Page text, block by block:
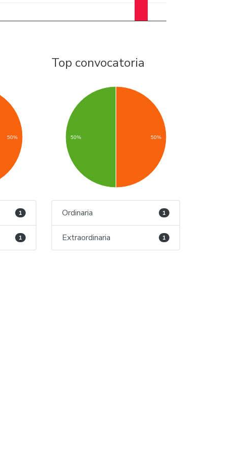
50%
1
1
Top convocatoria
50% 50%
Ordinaria 1
Extraordinaria 1